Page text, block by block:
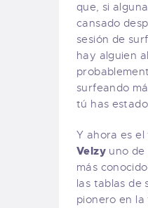
que, si
cansado
sesión de
hay alguien
surfeando
tú has
Y ahora es
Velzyuno de
más
las tablas de
pionero en